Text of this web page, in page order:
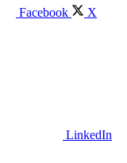
Facebook X
LinkedIn